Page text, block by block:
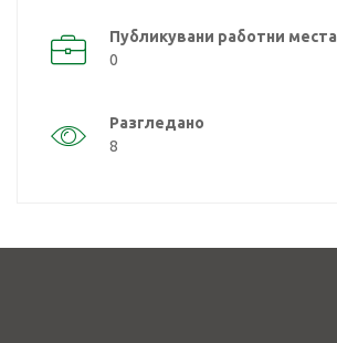
Публикувани работни места
0
Разгледано
8